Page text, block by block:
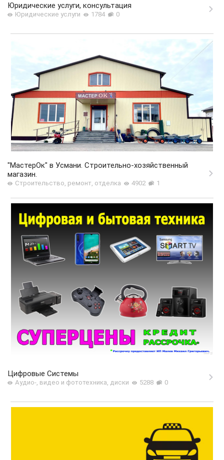
Юридические услуги, консультация
Юридические услуги 1784 0
"МастерОк" в Усмани. Строительно-хозяйственный
магазин.
Строительство, ремонт, отделка 4902 1
Цифровые Системы
Аудио-, видео и фототехника, диски 5288 0